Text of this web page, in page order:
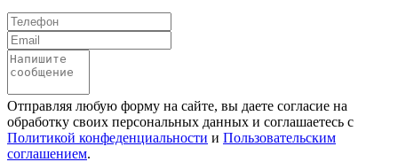
Телефон
Email
Сообщение
Отправляя любую форму на сайте, вы даете согласие на
обработку своих персональных данных и соглашаетесь с
Политикой конфеденциальности и Пользовательским
соглашением.